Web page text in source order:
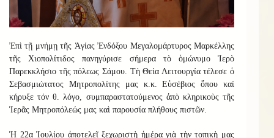
Ἐπὶ τῇ μνήμῃ τῆς Ἁγίας Ἐνδόξου Μεγαλομάρτυρος Μαρκέλλης
τῆς Χιοπολίτιδος πανηγύρισε σήμερα τὸ ὁμώνυμο Ἱερὸ
Παρεκκλήσιο τῆς πόλεως Σάμου. Τὴ Θεία Λειτουργία τέλεσε ὁ
Σεβασμιώτατος Μητροπολίτης μας κ.κ. Εὐσέβιος ὅπου καί
κήρυξε τόν θ. λόγο, συμπαραστατούμενος ἀπὸ κληρικοὺς τῆς
Ἱερᾶς Μητροπόλεώς μας καὶ παρουσία πλήθους πιστῶν.
Ἡ 22α Ἰουλίου ἀποτελεῖ ξεχωριστὴ ἡμέρα γιὰ τὴν τοπικὴ μας